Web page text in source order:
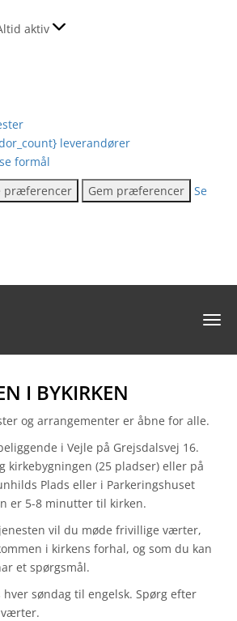
aktiv
leverandører
formål
præferencer Gem præferencer
Se
I BYKIRKEN
og arrangementer er åbne for alle.
i Vejle på Grejsdalsvej 16.
kirkebygningen (25 pladser) eller på
Plads eller i Parkeringshuset
er 5-8 minutter til kirken.
vil du møde frivillige værter,
i kirkens forhal, og som du kan
et spørgsmål.
søndag til engelsk. Spørg efter
værter.